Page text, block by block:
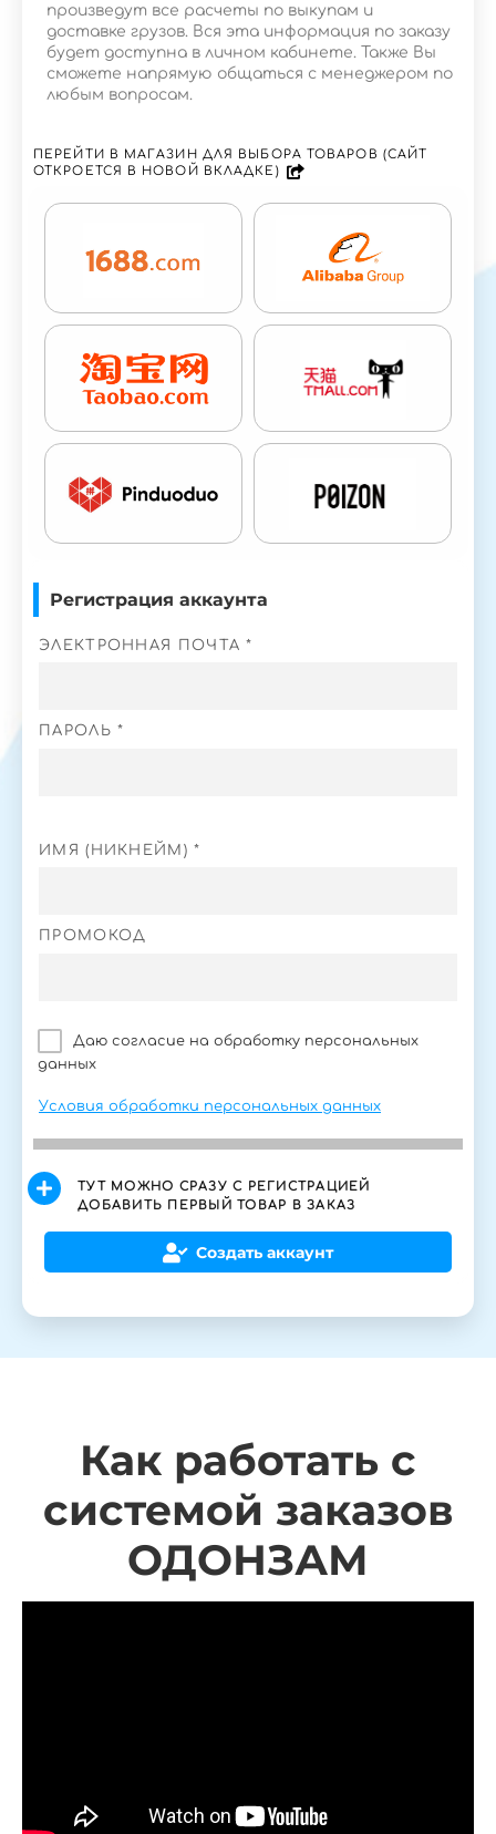
произведут все расчеты по выкупам и
доставке грузов. Вся эта информация по заказу
будет доступна в личном кабинете. Также Вы
сможете напрямую общаться с менеджером по
любым вопросам.
ПЕРЕЙТИ В МАГАЗИН ДЛЯ ВЫБОРА ТОВАРОВ (САЙТ
ОТКРОЕТСЯ В НОВОЙ ВКЛАДКЕ)
Регистрация аккаунта
ЭЛЕКТРОННАЯ ПОЧТА *
ПАРОЛЬ *
ИМЯ (НИКНЕЙМ) *
ПРОМОКОД
Даю согласие на обработку персональных
данных
Условия обработки персональных данных
ТУТ МОЖНО СРАЗУ С РЕГИСТРАЦИЕЙ
ДОБАВИТЬ ПЕРВЫЙ ТОВАР В ЗАКАЗ
Создать аккаунт
Как работать с
системой заказов
ОДОНЗАМ